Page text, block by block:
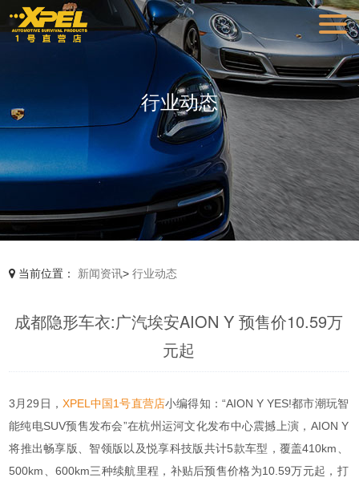
行业动态
当前位置： 新闻资讯>行业动态
成都隐形车衣:广汽埃安AION Y 预售价10.59万
元起
3月29日， XPEL中国1号直营店小编得知：“AION Y YES!都市潮玩智
能纯电SUV预售发布会”在杭州运河文化发布中心震撼上演，AION Y
将推出畅享版、智领版以及悦享科技版共计5款车型，覆盖410km、
500km、600km三种续航里程，补贴后预售价格为10.59万元起，打